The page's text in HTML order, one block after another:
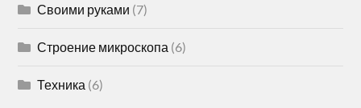
Своими руками (7)
Строение микроскопа (6)
Техника (6)